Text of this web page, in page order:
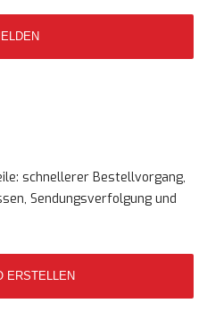
schnellerer Bestellvorgang,
Sendungsverfolgung und
ERSTELLEN